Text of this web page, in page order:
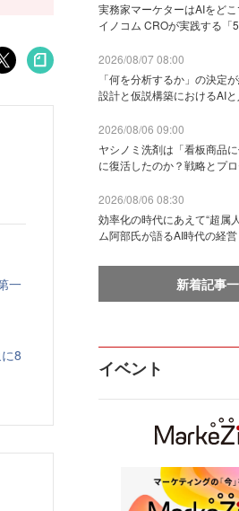
一
8
実務家マーケターはAIをど
イノコム CROが実践する「
2026/08/07 08:00
「何を分析するか」の決定
設計と仮説構築におけるAI
2026/08/06 09:00
ヤシノミ洗剤は「看板商品
に復活したのか？戦略とプ
2026/08/06 08:30
効率化の時代にあえて“超
ム阿部氏が語るAI時代の経
新着記事
イベント